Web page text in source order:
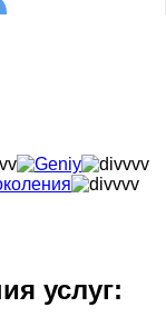
услуг: